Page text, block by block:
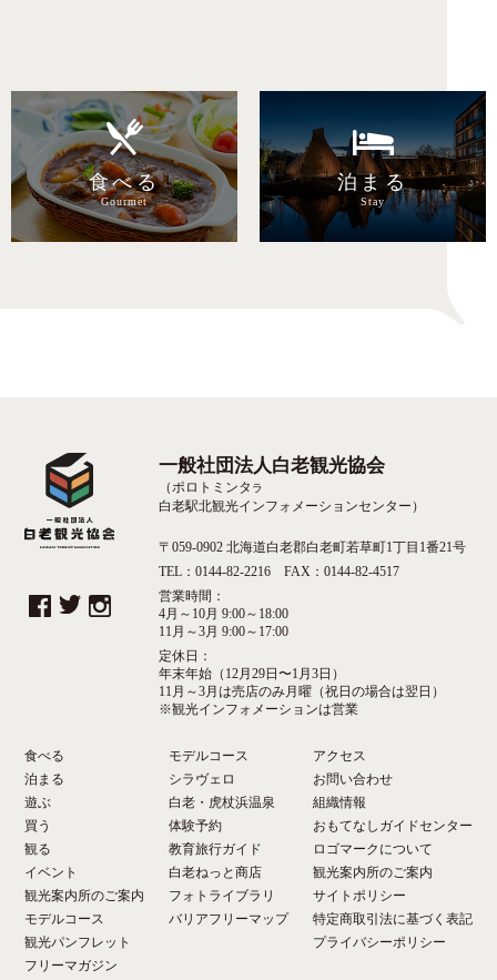
食べる
Gourmet
泊まる
Stay
一般社団法人白老観光協会
（ポロトミンタ ラ
白老駅北観光インフォメーションセンター）
〒059-0902 北海道白老郡白老町若草町1丁目1番21号
TEL：0144-82-2216 FAX：0144-82-4517
営業時間：
4月～10月 9:00～18:00
11月～3月 9:00～17:00
定休日：
年末年始（12月29日〜1月3日）
11月～3月は売店のみ月曜（祝日の場合は翌日）
※観光インフォメーションは営業
食べる
泊まる
遊ぶ
買う
観る
イベント
観光案内所のご案内
モデルコース
観光パンフレット
フリーマガジン
モデルコース
シラヴェロ
白老・虎杖浜温泉
体験予約
教育旅行ガイド
白老ねっと商店
フォトライブラリ
バリアフリーマップ
アクセス
お問い合わせ
組織情報
おもてなしガイドセンター
ロゴマークについて
観光案内所のご案内
サイトポリシー
特定商取引法に基づく表記
プライバシーポリシー